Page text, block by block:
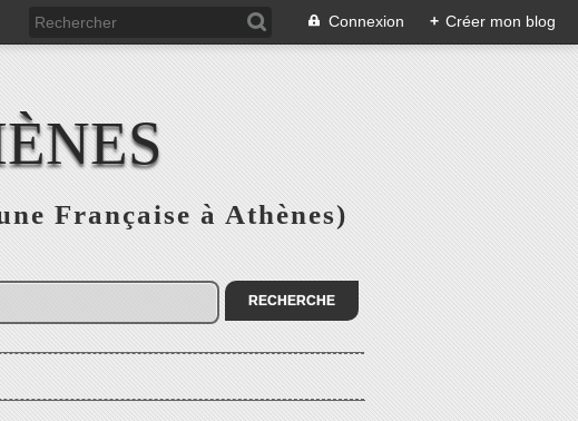
Connexion + Créer mon blog
Française à Athènes)